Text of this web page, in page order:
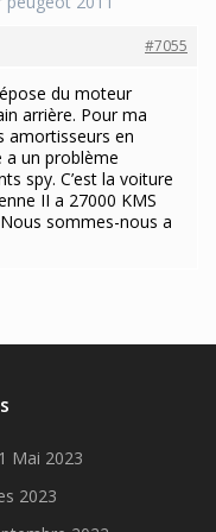
#7055
du moteur
arrière. Pour ma
amortisseurs en
un problème
spy. C’est la voiture
II a 27000 KMS
sommes-nous a
Mai 2023
2023